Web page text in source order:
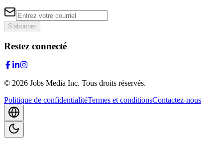
S'abonner
Restez connecté
© 2026 Jobs Media Inc. Tous droits réservés.
Politique de confidentialitéTermes et conditionsContactez-nous